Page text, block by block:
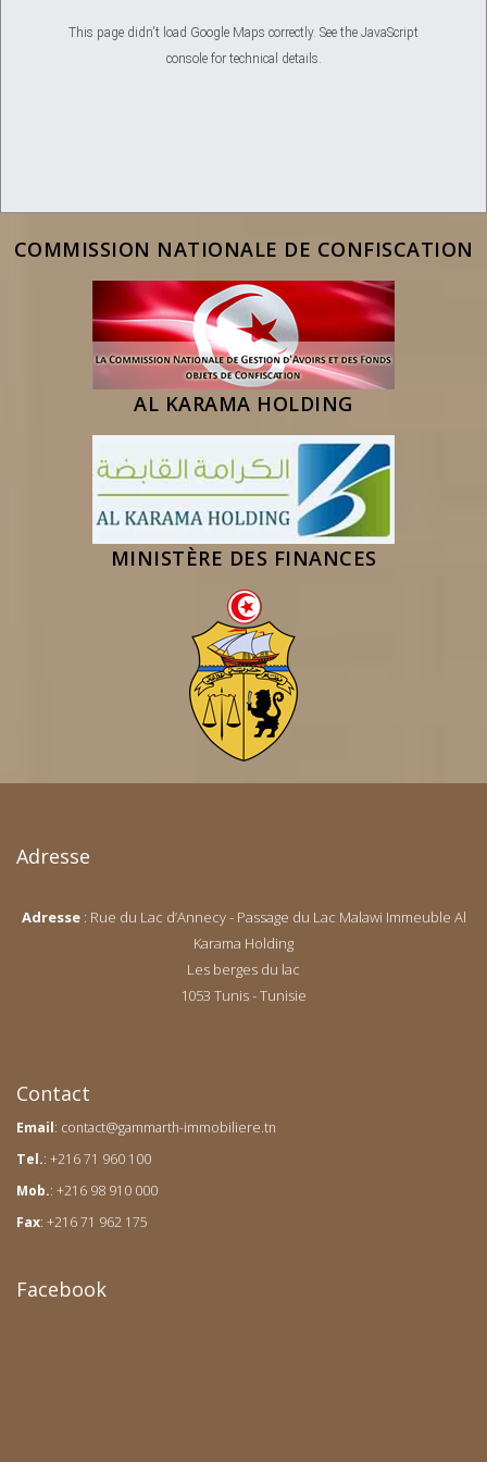
This page didn't load Google Maps correctly. See the JavaScript
console for technical details.
COMMISSION NATIONALE DE CONFISCATION
AL KARAMA HOLDING
MINISTÈRE DES FINANCES
Adresse
Adresse : Rue du Lac d’Annecy - Passage du Lac Malawi Immeuble Al
Karama Holding
Les berges du lac
1053 Tunis - Tunisie
Contact
Email: contact@gammarth-immobiliere.tn
Tel.: +216 71 960 100
Mob.: +216 98 910 000
Fax: +216 71 962 175
Facebook